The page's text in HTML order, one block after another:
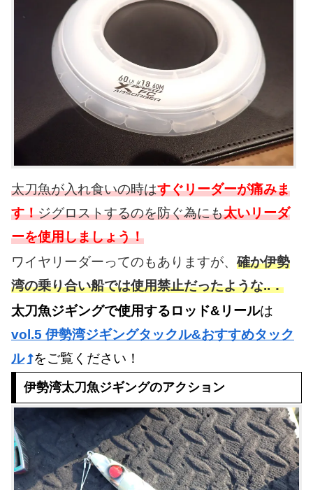
太刀魚が入れ食いの時はすぐリーダーが痛みま
す！ジグロストするのを防ぐ為にも太いリーダ
ーを使用しましょう！
ワイヤリーダーってのもありますが、 確か伊勢
湾の乗り合い船では使用禁止だったような..．
太刀魚ジギングで使用するロッド&リールは
vol.5 伊勢湾ジギングタックル&おすすめタック
ル
をご覧ください！
伊勢湾太刀魚ジギングのアクション